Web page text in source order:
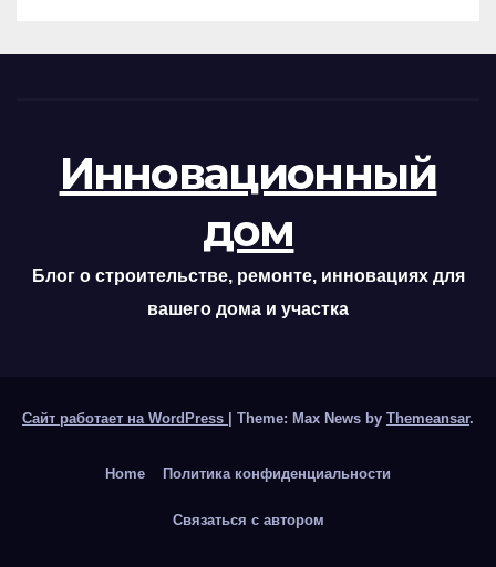
Инновационный
дом
Блог о строительстве, ремонте, инновациях для
вашего дома и участка
Сайт работает на WordPress Theme: Max News by Themeansar.
Home Политика конфиденциальности
Связаться с автором